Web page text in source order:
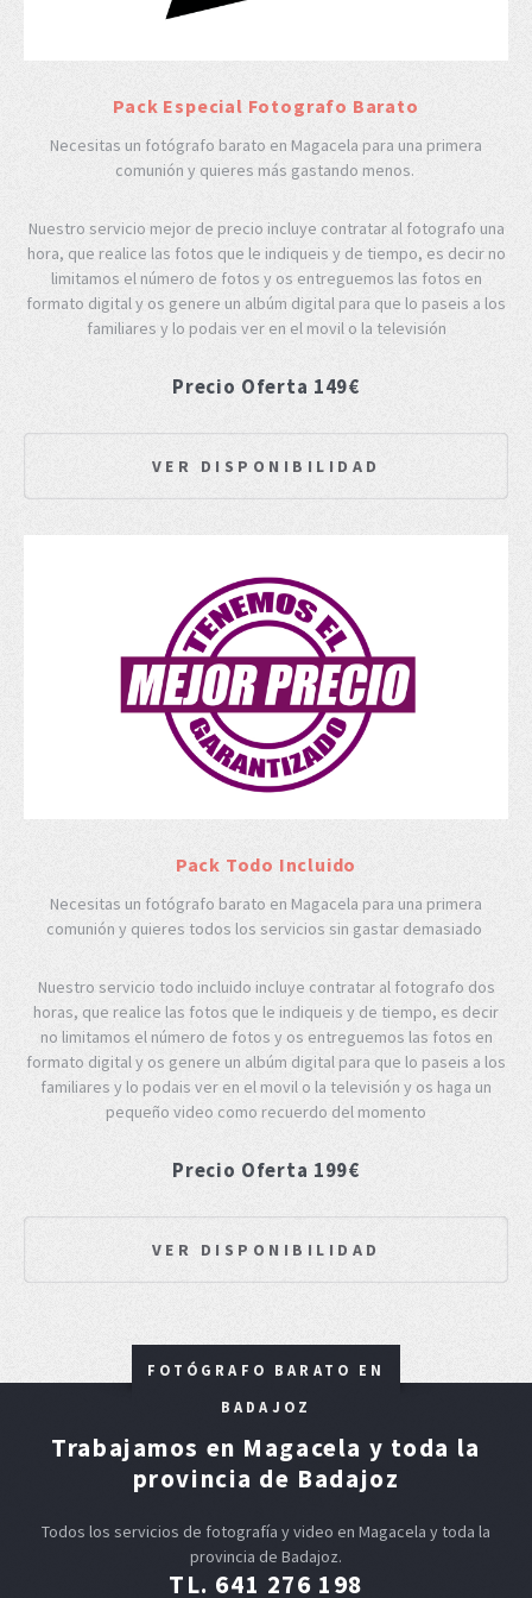
Pack Especial Fotografo Barato
Necesitas un fotógrafo barato en Magacela para una primera
comunión y quieres más gastando menos.
Nuestro servicio mejor de precio incluye contratar al fotografo una
hora, que realice las fotos que le indiqueis y de tiempo, es decir no
limitamos el número de fotos y os entreguemos las fotos en
formato digital y os genere un albúm digital para que lo paseis a los
familiares y lo podais ver en el movil o la televisión
Precio Oferta 149€
VER DISPONIBILIDAD
Pack Todo Incluido
Necesitas un fotógrafo barato en Magacela para una primera
comunión y quieres todos los servicios sin gastar demasiado
Nuestro servicio todo incluido incluye contratar al fotografo dos
horas, que realice las fotos que le indiqueis y de tiempo, es decir
no limitamos el número de fotos y os entreguemos las fotos en
formato digital y os genere un albúm digital para que lo paseis a los
familiares y lo podais ver en el movil o la televisión y os haga un
pequeño video como recuerdo del momento
Precio Oferta 199€
VER DISPONIBILIDAD
FOTÓGRAFO BARATO EN
BADAJOZ
Trabajamos en Magacela y toda la
provincia de Badajoz
Todos los servicios de fotografía y video en Magacela y toda la
provincia de Badajoz.
TL. 641 276 198